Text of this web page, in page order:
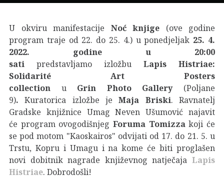
U okviru manifestacije Noć knjige (ove godine
program traje od 22. do 25. 4.) u ponedjeljak 25. 4.
2022. godine u 20:00
sati predstavljamo izložbu Lapis Histriae:
Solidarité Art Posters
collection u Grin Photo Gallery (Poljane
9).Kuratorica izložbe jeMaja Briski. Ravnatelj
Gradske knjižnice Umag Neven Ušumović najavit
će program ovogodišnjeg Foruma Tomizzakoji će
se pod motom "Kaoskairos" odvijati od 17. do 21. 5. u
Trstu, Kopru i Umagu i na kome će biti proglašen
novi dobitnik nagrade književnog natječaja Lapis
Histriae. Dobrodošli!